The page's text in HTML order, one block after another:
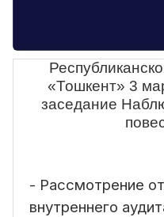
«Тошкент» 3
заседание
- Рассмотрение
внутреннего